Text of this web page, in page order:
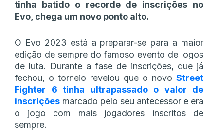
tinha batido o recorde de inscrições no
Evo, chega um novo ponto alto.
O Evo 2023 está a preparar-se para a maior
edição de sempre do famoso evento de jogos
de luta. Durante a fase de inscrições, que já
fechou, o torneio revelou que o novo Street
Fighter 6 tinha ultrapassado o valor de
inscrições marcado pelo seu antecessor e era
o jogo com mais jogadores inscritos de
sempre.